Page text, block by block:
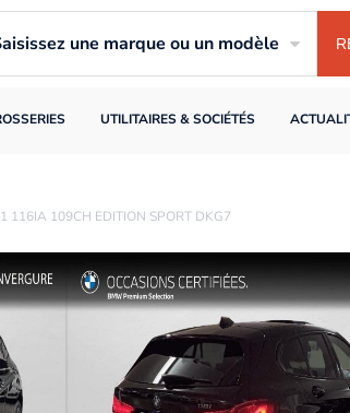
UTILITAIRES & SOCIÉTÉS
une marque ou un modèle
116IA 109CH EDITION SPORT DKG7